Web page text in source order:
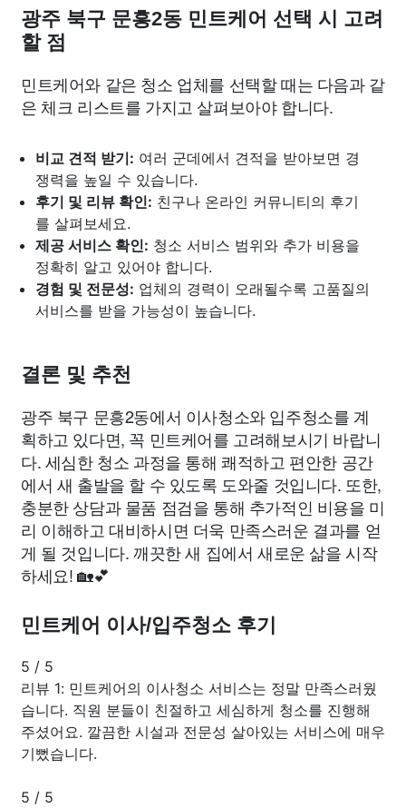
광주 북구 문흥2동 민트케어 선택 시 고려
할 점
민트케어와 같은 청소 업체를 선택할 때는 다음과 같
은 체크 리스트를 가지고 살펴보아야 합니다.
비교 견적 받기: 여러 군데에서 견적을 받아보면 경
쟁력을 높일 수 있습니다.
후기 및 리뷰 확인: 친구나 온라인 커뮤니티의 후기
를 살펴보세요.
제공 서비스 확인: 청소 서비스 범위와 추가 비용을
정확히 알고 있어야 합니다.
경험 및 전문성: 업체의 경력이 오래될수록 고품질의
서비스를 받을 가능성이 높습니다.
결론 및 추천
광주 북구 문흥2동에서 이사청소와 입주청소를 계
획하고 있다면, 꼭 민트케어를 고려해보시기 바랍니
다. 세심한 청소 과정을 통해 쾌적하고 편안한 공간
에서 새 출발을 할 수 있도록 도와줄 것입니다. 또한,
충분한 상담과 물품 점검을 통해 추가적인 비용을 미
리 이해하고 대비하시면 더욱 만족스러운 결과를 얻
게 될 것입니다. 깨끗한 새 집에서 새로운 삶을 시작
하세요! 🏡💕
민트케어 이사/입주청소 후기
5 / 5
리뷰 1: 민트케어의 이사청소 서비스는 정말 만족스러웠
습니다. 직원 분들이 친절하고 세심하게 청소를 진행해
주셨어요. 깔끔한 시설과 전문성 살아있는 서비스에 매우
기뻤습니다.
5 / 5